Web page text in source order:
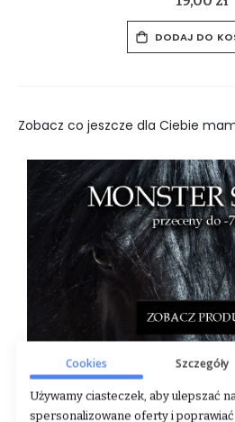
DODAJ DO
Zobacz co jeszcze dla Ciebie
Cookies Szczegóły
Używamy ciasteczek, aby ulepszać
spersonalizowane oferty i